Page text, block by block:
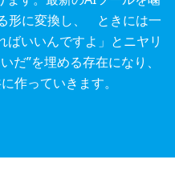
形に変換し、 ときには一
いいんですよ」とニヤリ
”を埋める存在になり、
作っていきます。